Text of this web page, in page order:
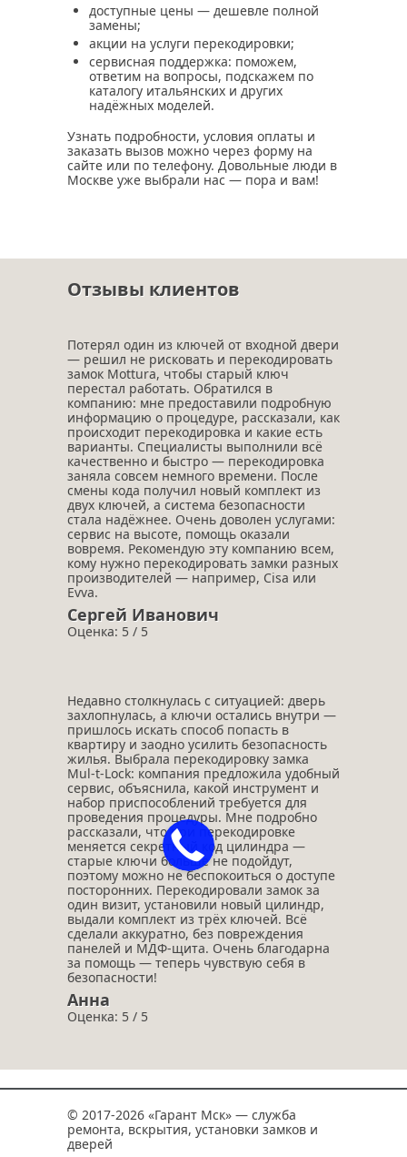
доступные цены — дешевле полной
замены;
акции на услуги перекодировки;
сервисная поддержка: поможем,
ответим на вопросы, подскажем по
каталогу итальянских и других
надёжных моделей.
Узнать подробности, условия оплаты и
заказать вызов можно через форму на
сайте или по телефону. Довольные люди в
Москве уже выбрали нас — пора и вам!
Отзывы клиентов
Потерял один из ключей от входной двери
— решил не рисковать и перекодировать
замок Mottura, чтобы старый ключ
перестал работать. Обратился в
компанию: мне предоставили подробную
информацию о процедуре, рассказали, как
происходит перекодировка и какие есть
варианты. Специалисты выполнили всё
качественно и быстро — перекодировка
заняла совсем немного времени. После
смены кода получил новый комплект из
двух ключей, а система безопасности
стала надёжнее. Очень доволен услугами:
сервис на высоте, помощь оказали
вовремя. Рекомендую эту компанию всем,
кому нужно перекодировать замки разных
производителей — например, Cisa или
Evva.
Сергей Иванович
Оценка: 5 / 5
Недавно столкнулась с ситуацией: дверь
захлопнулась, а ключи остались внутри —
пришлось искать способ попасть в
квартиру и заодно усилить безопасность
жилья. Выбрала перекодировку замка
Mul‑t‑Lock: компания предложила удобный
сервис, объяснила, какой инструмент и
набор приспособлений требуется для
проведения процедуры. Мне подробно
рассказали, что при перекодировке
меняется секретный код цилиндра —
старые ключи больше не подойдут,
поэтому можно не беспокоиться о доступе
посторонних. Перекодировали замок за
один визит, установили новый цилиндр,
выдали комплект из трёх ключей. Всё
сделали аккуратно, без повреждения
панелей и МДФ‑щита. Очень благодарна
за помощь — теперь чувствую себя в
безопасности!
Анна
Оценка: 5 / 5
© 2017-2026 «Гарант Мск» — служба
ремонта, вскрытия, установки замков и
дверей